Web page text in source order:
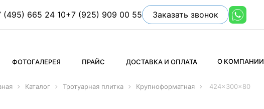
(495) 665 24 10+7 (925) 909 00 55 Заказать звонок
ФОТОГАЛЕРЕЯ ПРАЙС ДОСТАВКА И ОПЛАТА О КОМПАНИИ
Каталог Тротуарная плитка Крупноформатная 424x300x80